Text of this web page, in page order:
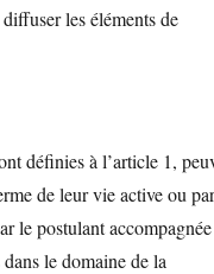
les éléments de
définies à l’article 1,
de leur vie active ou
le postulant accompagnée
le domaine de la